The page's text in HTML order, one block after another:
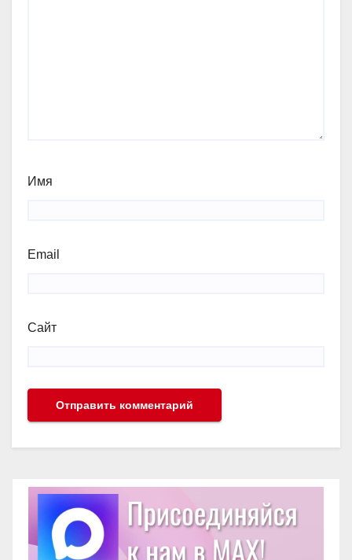
Имя
Email
Сайт